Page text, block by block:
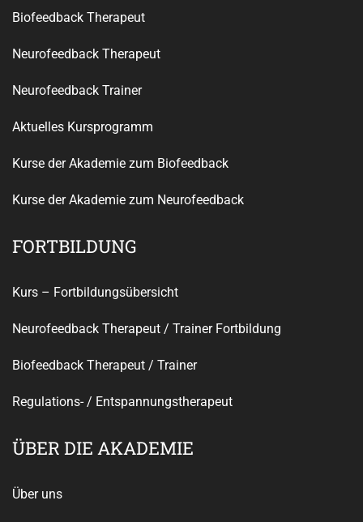
Biofeedback Therapeut
Neurofeedback Therapeut
Neurofeedback Trainer
Aktuelles Kursprogramm
Kurse der Akademie zum Biofeedback
Kurse der Akademie zum Neurofeedback
FORTBILDUNG
Kurs – Fortbildungsübersicht
Neurofeedback Therapeut / Trainer Fortbildung
Biofeedback Therapeut / Trainer
Regulations- / Entspannungstherapeut
ÜBER DIE AKADEMIE
Über uns